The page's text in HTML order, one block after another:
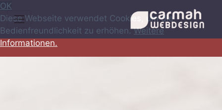
OK
Diese Webseite verwendet Cookies, um die
Bedienfreundlichkeit zu erhöhen.Weitere
Informationen.